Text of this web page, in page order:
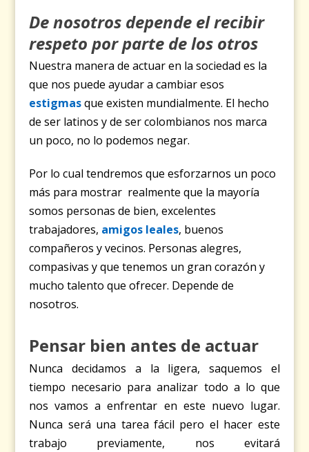
De nosotros depende el recibir
respeto por parte de los otros
Nuestra manera de actuar en la sociedad es la
que nos puede ayudar a cambiar esos
estigmas que existen mundialmente. El hecho
de ser latinos y de ser colombianos nos marca
un poco, no lo podemos negar.
Por lo cual tendremos que esforzarnos un poco
más para mostrar realmente que la mayoría
somos personas de bien, excelentes
trabajadores, amigos leales, buenos
compañeros y vecinos. Personas alegres,
compasivas y que tenemos un gran corazón y
mucho talento que ofrecer. Depende de
nosotros.
Pensar bien antes de actuar
Nunca decidamos a la ligera, saquemos el
tiempo necesario para analizar todo a lo que
nos vamos a enfrentar en este nuevo lugar.
Nunca será una tarea fácil pero el hacer este
trabajo previamente, nos evitará